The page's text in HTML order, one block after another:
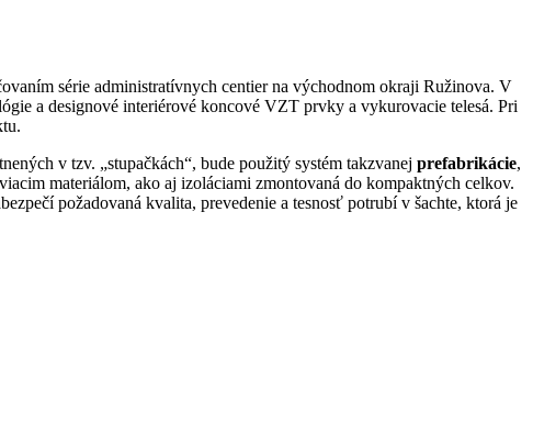
série administratívnych centier na východnom okraji Ružinova. V
a designové interiérové koncové VZT prvky a vykurovacie telesá. Pri
v tzv. „stupačkách“, bude použitý systém takzvanej prefabrikácie,
materiálom, ako aj izoláciami zmontovaná do kompaktných celkov.
požadovaná kvalita, prevedenie a tesnosť potrubí v šachte, ktorá je